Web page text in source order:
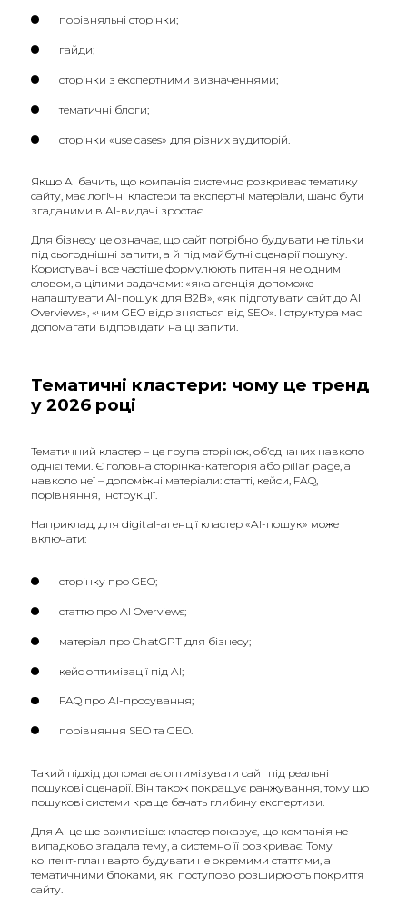
порівняльні сторінки;
гайди;
сторінки з експертними визначеннями;
тематичні блоги;
сторінки «use cases» для різних аудиторій.
Якщо AI бачить, що компанія системно розкриває тематику
сайту, має логічні кластери та експертні матеріали, шанс бути
згаданими в AI-видачі зростає.
Для бізнесу це означає, що сайт потрібно будувати не тільки
під сьогоднішні запити, а й під майбутні сценарії пошуку.
Користувачі все частіше формулюють питання не одним
словом, а цілими задачами: «яка агенція допоможе
налаштувати AI-пошук для B2B», «як підготувати сайт до AI
Overviews», «чим GEO відрізняється від SEO». І структура має
допомагати відповідати на ці запити.
Тематичні кластери: чому це тренд
у 2026 році
Тематичний кластер – це група сторінок, об’єднаних навколо
однієї теми. Є головна сторінка-категорія або pillar page, а
навколо неї – допоміжні матеріали: статті, кейси, FAQ,
порівняння, інструкції.
Наприклад, для digital-агенції кластер «AI-пошук» може
включати:
сторінку про GEO;
статтю про AI Overviews;
матеріал про ChatGPT для бізнесу;
кейс оптимізації під AI;
FAQ про AI-просування;
порівняння SEO та GEO.
Такий підхід допомагає оптимізувати сайт під реальні
пошукові сценарії. Він також покращує ранжування, тому що
пошукові системи краще бачать глибину експертизи.
Для AI це ще важливіше: кластер показує, що компанія не
випадково згадала тему, а системно її розкриває. Тому
контент-план варто будувати не окремими статтями, а
тематичними блоками, які поступово розширюють покриття
сайту.